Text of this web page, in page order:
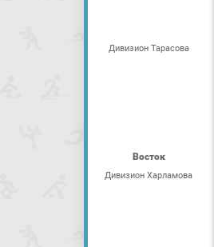
Дивизион Тарасова
Восток
Дивизион Харламова